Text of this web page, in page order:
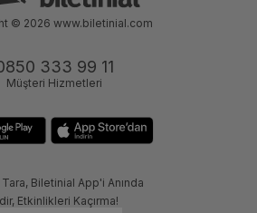
333 99 11
Müşteri Hizmetleri
Tara, Biletinial App'i Anında
Etkinlikleri Kaçırma!
© 2026 www.biletinial.com